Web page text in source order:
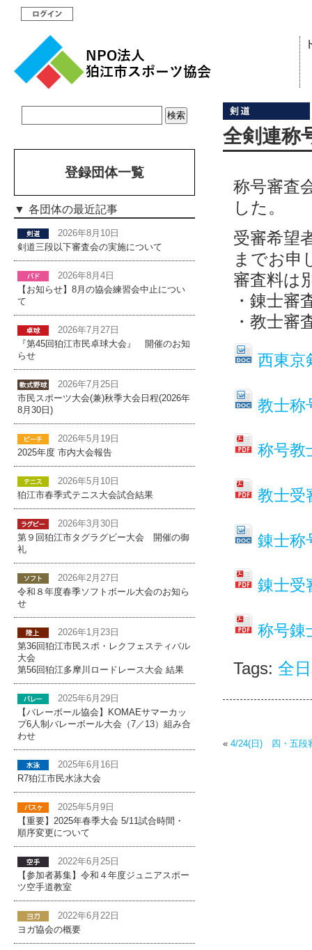
全剣連称
称号審査
した。
受審希望
までお申
審査料は
・錬士審
・教士審
西東京
教士称
称号教
教士受
錬士称
錬士受
称号錬
Tags: 全
« 4/24(日) 四・五段
登録団体一覧
各団体の最近記事
2026年8月10日
剣道三段以下審査会の実施について
2026年8月4日
【お知らせ】8月の協会練習会中止につい
て
2026年7月27日
『第45回狛江市民卓球大会』 開催のお知
らせ
2026年7月25日
市民スポーツ大会(兼)秋季大会日程(2026年
8月30日)
2026年5月19日
2025年度 市内大会報告
2026年5月10日
狛江市春季式テニス大会試合結果
2026年3月30日
第９回狛江市タグラグビー大会 開催の御
礼
2026年2月27日
令和８年度春季ソフトボール大会のお知ら
せ
2026年1月23日
第36回狛江市民スポ・レクフェスティバル
大会
第56回狛江多摩川ロードレース大会 結果
2025年6月29日
【バレーボール協会】KOMAEサマーカッ
プ6人制バレーボール大会（7／13）組み合
わせ
2025年6月16日
R7狛江市民水泳大会
2025年5月9日
【重要】2025年春季大会 5/11試合時間・
順序変更について
2022年6月25日
【参加者募集】令和４年度ジュニアスポー
ツ空手道教室
2022年6月22日
ヨガ協会の概要